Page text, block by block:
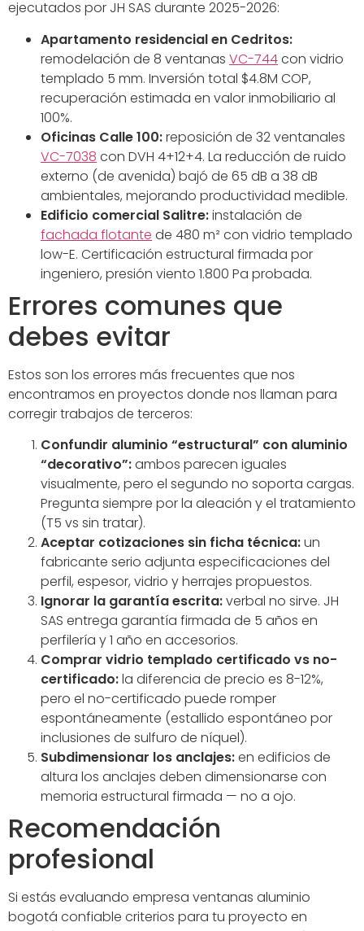
ejecutados por JH SAS durante 2025-2026:
Apartamento residencial en Cedritos:
remodelación de 8 ventanas VC-744con vidrio
templado 5 mm. Inversión total $4.8M COP,
recuperación estimada en valor inmobiliario al
100%.
Oficinas Calle 100:reposición de 32 ventanales
VC-7038 con DVH 4+12+4. La reducción de ruido
externo (de avenida) bajó de 65 dB a 38 dB
ambientales, mejorando productividad medible.
Edificio comercial Salitre:instalación de
fachada flotante de 480 m² con vidrio templado
low-E. Certificación estructural firmada por
ingeniero, presión viento 1.800 Pa probada.
Errores comunes que
debes evitar
Estos son los errores más frecuentes que nos
encontramos en proyectos donde nos llaman para
corregir trabajos de terceros:
Confundir aluminio “estructural” con aluminio
“decorativo”:ambos parecen iguales
visualmente, pero el segundo no soporta cargas.
Pregunta siempre por la aleación y el tratamiento
(T5 vs sin tratar).
Aceptar cotizaciones sin ficha técnica:un
fabricante serio adjunta especificaciones del
perfil, espesor, vidrio y herrajes propuestos.
Ignorar la garantía escrita:verbal no sirve. JH
SAS entrega garantía firmada de 5 años en
perfilería y 1 año en accesorios.
Comprar vidrio templado certificado vs no-
certificado:la diferencia de precio es 8-12%,
pero el no-certificado puede romper
espontáneamente (estallido espontáneo por
inclusiones de sulfuro de níquel).
Subdimensionar los anclajes:en edificios de
altura los anclajes deben dimensionarse con
memoria estructural firmada — no a ojo.
Recomendación
profesional
Si estás evaluando empresa ventanas aluminio
bogotá confiable criterios para tu proyecto en